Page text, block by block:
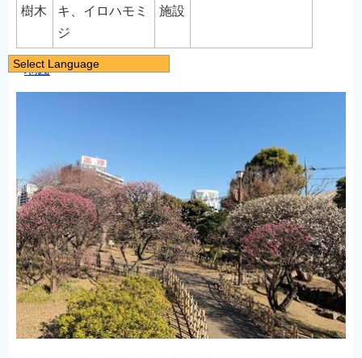
樹木
キ、イロハモミ
ジ
施設
地図
Select Language
繁體中文
한국어
नेपाली
Filipino